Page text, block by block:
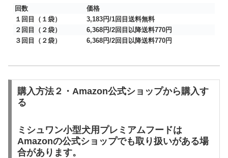
回数
価格
１回目（１袋）
3,183円/1回目送料無料
２回目（２袋）
6,368円/2回目以降送料770円
３回目（２袋）
6,368円/2回目以降送料770円
購入方法２・Amazon公式ショップから購入す
る
ミシュワン小型犬用プレミアムフードは
Amazonの公式ショップでも取り扱いがある場
合があります。